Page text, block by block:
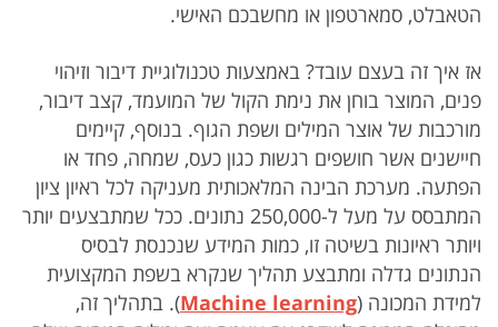
הטאבלט, סמארטפון או מחשבכם האישי.
אז איך זה בעצם עובד? באמצעות טכנולוגיית דיבור וזיהוי
פנים, המוצר בוחן את נימת הקול של המועמד, קצב דיבור,
מורכבות של אוצר המילים ושפת הגוף. בנוסף, קיימים
חיישנים אשר חושפים רגשות כגון כעס, שמחה, פחד או
הפתעה. מערכת הבינה המלאכותית מעניקה לכל ראיון ציון
המתבסס על מעל ל-250,000 נתונים. ככל שמתבצעים יותר
ויותר ראיונות בשיטה זו, כמות המידע שנכנסת לבסיס
הנתונים גדלה ומתבצע תהליך שנקרא בשפת המקצועית
למידת המכונה (Machine learning). בתהליך זה,